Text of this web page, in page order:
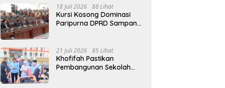
Kekerasan Seksual Anak
18 Juli 2026 88 Lihat
Kursi Kosong Dominasi
Paripurna DPRD Sampang,
21 Juli 2026 85 Lihat
Khofifah Pastikan
Pembangunan Sekolah